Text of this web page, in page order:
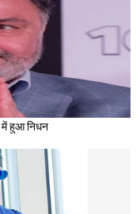
में हुआ निधन